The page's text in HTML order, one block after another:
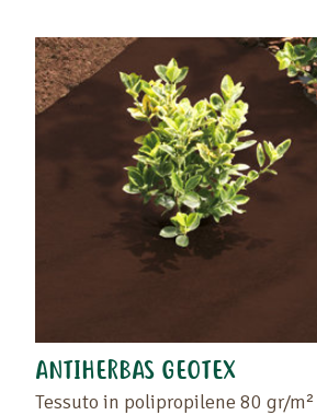
ANTIHERBAS GEOTEX
Tessuto in polipropilene 80 gr/m²